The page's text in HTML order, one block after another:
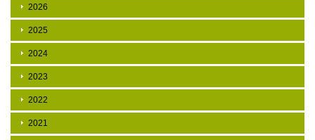
2026
2025
2024
2023
2022
2021